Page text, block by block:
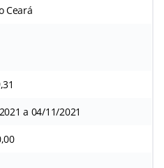
Ceará
a 04/11/2021